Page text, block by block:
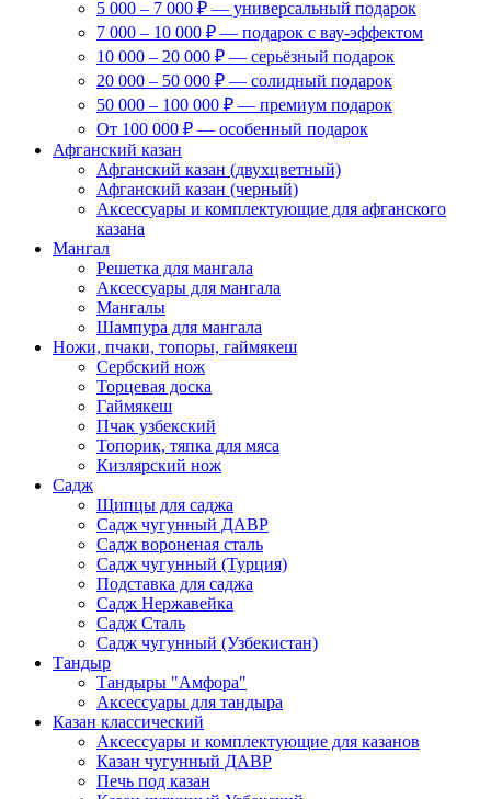
5 000 – 7 000 ₽ — универсальный подарок
7 000 – 10 000 ₽ — подарок с вау-эффектом
10 000 – 20 000 ₽ — серьёзный подарок
20 000 – 50 000 ₽ — солидный подарок
50 000 – 100 000 ₽ — премиум подарок
От 100 000 ₽ — особенный подарок
Афганский казан
Афганский казан (двухцветный)
Афганский казан (черный)
Аксессуары и комплектующие для афганского
казана
Мангал
Решетка для мангала
Аксессуары для мангала
Мангалы
Шампура для мангала
Ножи, пчаки, топоры, гаймякеш
Сербский нож
Торцевая доска
Гаймякеш
Пчак узбекский
Топорик, тяпка для мяса
Кизлярский нож
Садж
Щипцы для саджа
Садж чугунный ДАВР
Садж вороненая сталь
Садж чугунный (Турция)
Подставка для саджа
Садж Нержавейка
Садж Сталь
Садж чугунный (Узбекистан)
Тандыр
Тандыры "Амфора"
Аксессуары для тандыра
Казан классический
Аксессуары и комплектующие для казанов
Казан чугунный ДАВР
Печь под казан